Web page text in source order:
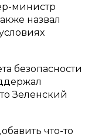
министр
назвал
безопасности
Зеленский
что-то